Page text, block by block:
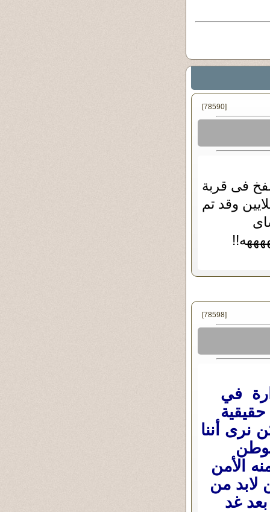
[78590]
فى قربة
وقد تم
[78598]
في
نرى أننا
الأمن
لابد من
غد